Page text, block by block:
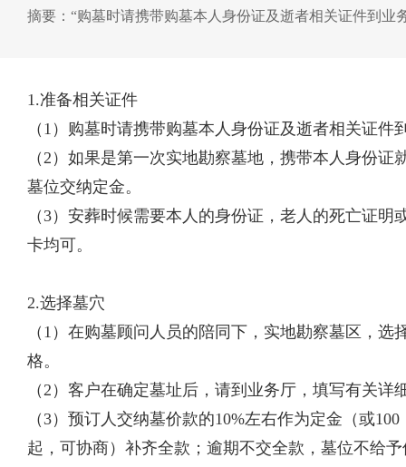
摘要：“购墓时请携带购墓本人身份证及逝者相关证件到业
1.准备相关证件
（1）购墓时请携带购墓本人身份证及逝者相关证
（2）如果是第一次实地勘察墓地，携带本人身份
墓位交纳定金。
（3）安葬时候需要本人的身份证，老人的死亡证
卡均可。
2.选择墓穴
（1）在购墓顾问人员的陪同下，实地勘察墓区，
格。
（2）客户在确定墓址后，请到业务厅，填写有关详
（3）预订人交纳墓价款的10%左右作为定金（或
起，可协商）补齐全款；逾期不交全款，墓位不给